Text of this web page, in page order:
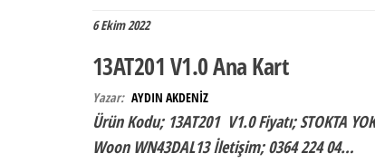
6 Ekim 2022
13AT201 V1.0 Ana Kart
Yazar: AYDIN AKDENİZ
Ürün Kodu; 13AT201 V1.0 Fiyatı; STOKTA
Woon WN43DAL13 İletişim; 0364 224 04…